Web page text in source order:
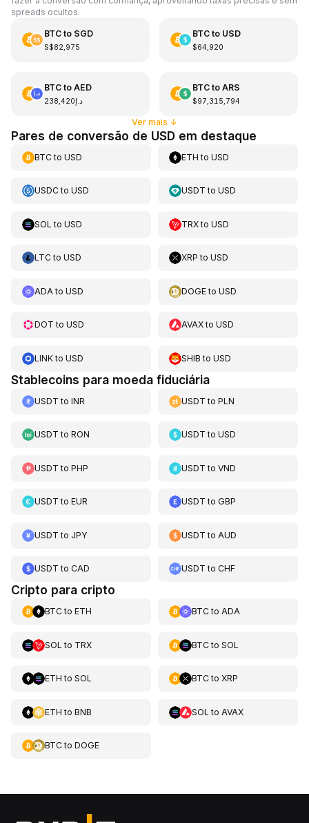
spreads ocultos.
BTCto SGD
S$82,975
BTCto USD
$64,920
BTCto AED
د.إ238,420
BTCto ARS
$97,315,794
Ver mais ↓
Pares de conversão de USD em destaque
BTCto USD ETH toUSD
USDCto USD USDT toUSD
SOL to USD TRXtoUSD
LTCto USD XRP toUSD
ADA to USD DOGEtoUSD
DOT to USD AVAXtoUSD
LINKto USD SHIB toUSD
Stablecoins para moeda fiduciária
USDT to INR USDT toPLN
USDT to RON USDT toUSD
USDT to PHP USDT toVND
USDT to EUR USDT toGBP
USDT to JPY USDT to AUD
USDT to CAD USDT toCHF
Cripto para cripto
BTCto ETH BTCto ADA
SOL to TRX BTCto SOL
ETH to SOL BTCto XRP
ETH to BNB SOL to AVAX
BTCto DOGE